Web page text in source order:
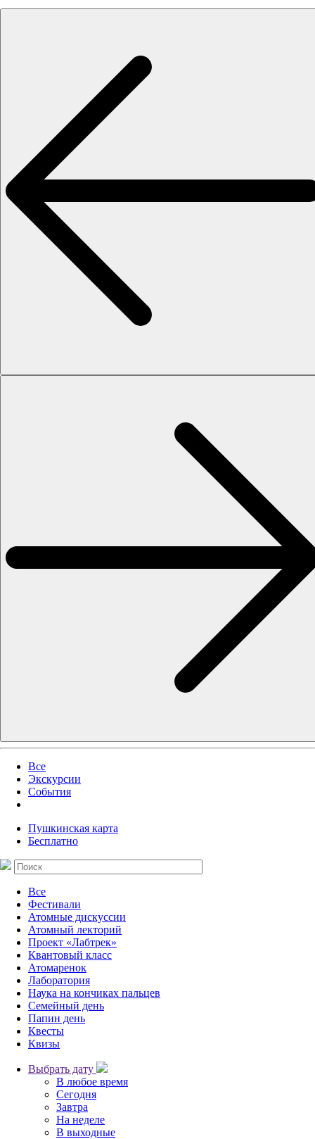
Все
Экскурсии
События
Пушкинская карта
Бесплатно
Все
Фестивали
Атомные дискуссии
Атомный лекторий
Проект «Лабтрек»
Квантовый класс
Атомаренок
Лаборатория
Наука на кончиках пальцев
Семейный день
Папин день
Квесты
Квизы
Выбрать дату
В любое время
Сегодня
Завтра
На неделе
В выходные